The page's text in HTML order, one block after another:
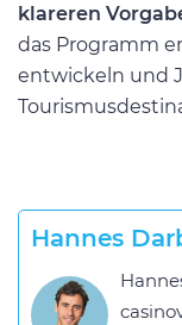
klareren
das Programm
entwickeln und
Hannes